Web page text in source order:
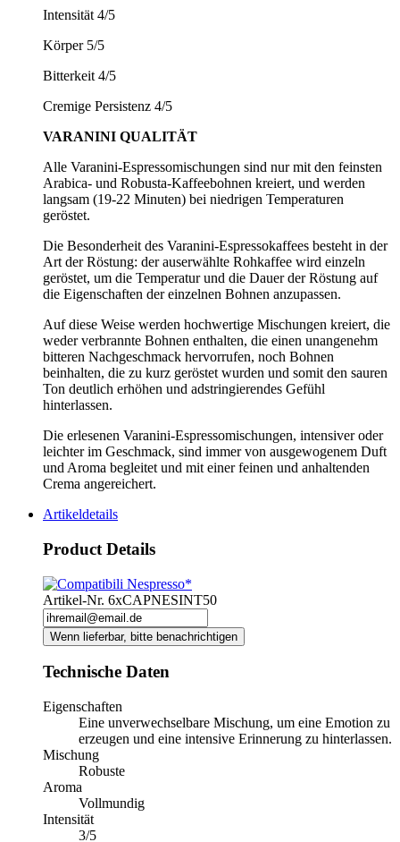
Intensität 4/5
Körper 5/5
Bitterkeit 4/5
Cremige Persistenz 4/5
VARANINI QUALITÄT
Alle Varanini-Espressomischungen sind nur mit den feinsten
Arabica- und Robusta-Kaffeebohnen kreiert, und werden
langsam (19-22 Minuten) bei niedrigen Temperaturen
geröstet.
Die Besonderheit des Varanini-Espressokaffees besteht in der
Art der Röstung: der auserwählte Rohkaffee wird einzeln
geröstet, um die Temperatur und die Dauer der Röstung auf
die Eigenschaften der einzelnen Bohnen anzupassen.
Auf diese Weise werden hochwertige Mischungen kreiert, die
weder verbrannte Bohnen enthalten, die einen unangenehm
bitteren Nachgeschmack hervorrufen, noch Bohnen
beinhalten, die zu kurz geröstet wurden und somit den sauren
Ton deutlich erhöhen und adstringierendes Gefühl
hinterlassen.
Die erlesenen Varanini-Espressomischungen, intensiver oder
leichter im Geschmack, sind immer von ausgewogenem Duft
und Aroma begleitet und mit einer feinen und anhaltenden
Crema angereichert.
Artikeldetails
Product Details
Artikel-Nr. 6xCAPNESINT50
Wenn lieferbar, bitte benachrichtigen
Technische Daten
Eigenschaften
Eine unverwechselbare Mischung, um eine Emotion zu
erzeugen und eine intensive Erinnerung zu hinterlassen.
Mischung
Robuste
Aroma
Vollmundig
Intensität
3/5